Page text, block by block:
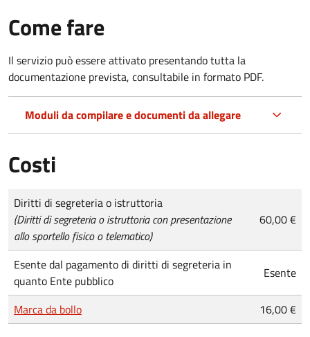
Come fare
Il servizio può essere attivato presentando tutta la
documentazione prevista, consultabile in formato PDF.
Moduli da compilare e documenti da allegare
Costi
Tipo di pagamento
Importo
Diritti di segreteria o istruttoria
(Diritti di segreteria o istruttoria con presentazione
allo sportello fisico o telematico)
60,00 €
Esente dal pagamento di diritti di segreteria in
quanto Ente pubblico
Esente
Marca da bollo 16,00 €